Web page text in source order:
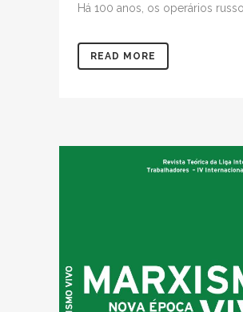
Há 100 anos, os operários
READ MORE